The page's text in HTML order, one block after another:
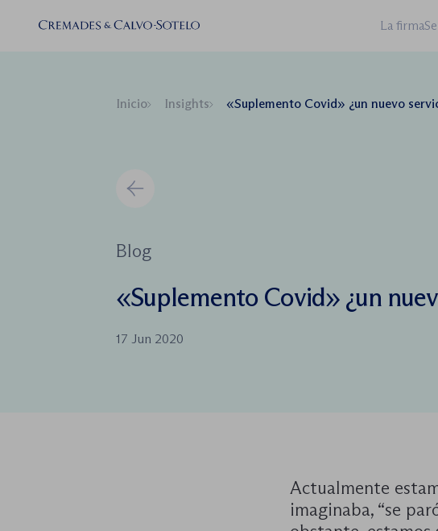
La firma
Inicio Insights «Suplemento Covid» ¿un nuevo
Blog
«Suplemento Covid» ¿un
17 Jun 2020
Actualmente
imaginaba, “se